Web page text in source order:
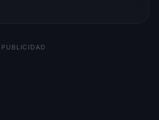
PUBLICIDAD